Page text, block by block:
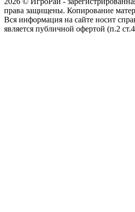
права защищены. Копирование
Вся информация на сайте носит
является публичной офертой (п.2